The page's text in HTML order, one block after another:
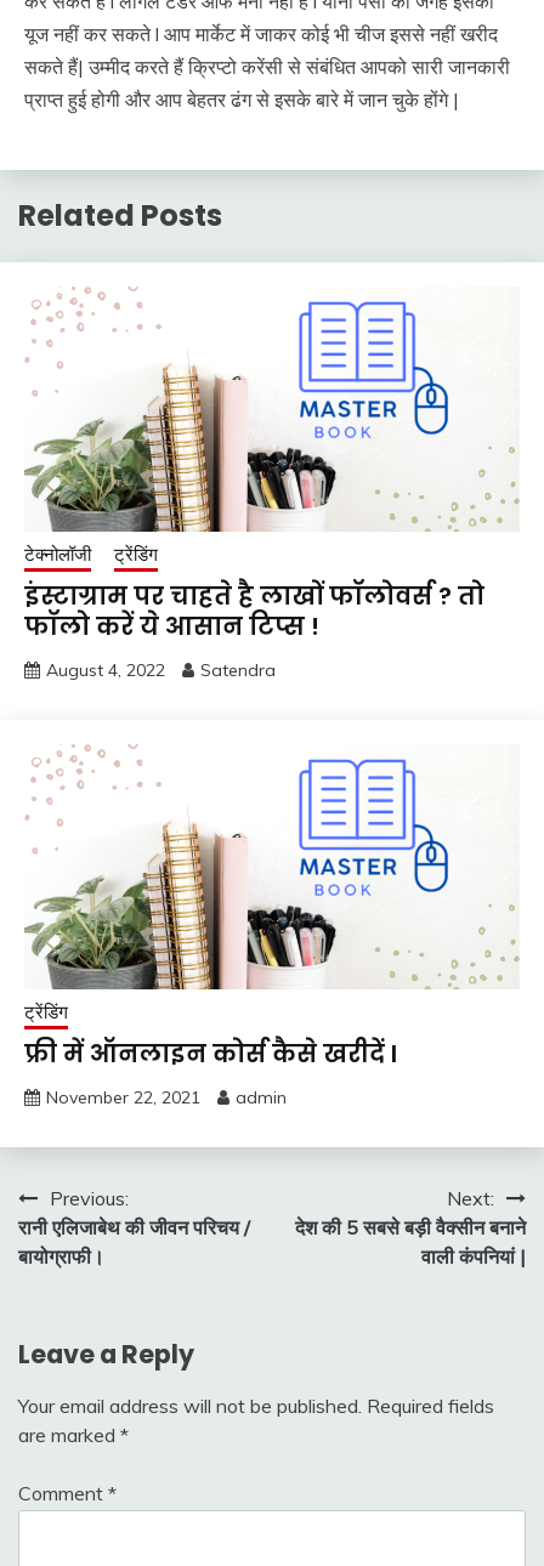
यूज नहीं कर सकते l आप मार्केट में जाकर कोई भी चीज इससे नहीं खरीद
सकते हैं| उम्मीद करते हैं क्रिप्टो करेंसी से संबंधित आपको सारी जानकारी
प्राप्त हुई होगी और आप बेहतर ढंग से इसके बारे में जान चुके होंगे |
Related Posts
टेक्नोलॉजी ट्रेंडिंग
इंस्टाग्राम पर चाहते है लाखों फॉलोवर्स ? तो
फॉलो करें ये आसान टिप्स !
August 4, 2022 Satendra
ट्रेंडिंग
फ्री में ऑनलाइन कोर्स कैसे खरीदें l
November 22, 2021 admin
Post
navigation
Previous:
रानी एलिजाबेथ की जीवन परिचय /
बायोग्राफी।
Next:
देश की 5 सबसे बड़ी वैक्सीन बनाने
वाली कंपनियां |
Leave a Reply
Your email address will not be published. Required fields
are marked *
Comment *